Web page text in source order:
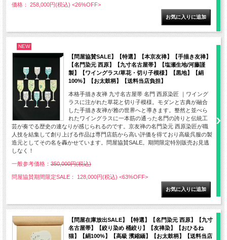
価格： 258,000円(税込) <26%OFF>
NEW
【問屋協賛SALE】【特選】【本京友禅】【手描き友禅】
【名門染元 西原】【九寸名古屋帯】【塩瀬生地/河藤謹
製】【ワイングラス/草花・切り子模様】【黒地】【絹
100%】【お太鼓柄】【送料当店負担】
本格手描き友禅 九寸名古屋帯 名門 西原染匠 ｜ワイング
ラスに注がれた草花と切り子模様。モダンと古典が融合
した手描き友禅が雅の世界へと導きます。整然と並べら
れたワイングラスに一本筋の通った名門の誇りと伝統工
芸が奏でる歴史の連なりが感じられるのです。京友禅の名門染元 西原染匠が職
人技を結集して創り上げる作品は専門店筋から高い評価を得ており高級呉服の製
造元としてその名を轟かせています。問屋協賛SALE。期間限定特別販売お見逃
しなく！
一般参考価格： 350,000円(税込)
問屋協賛期間限定SALE： 128,000円(税込) <63%OFF>
【問屋在庫放出SALE】【特選】【名門染元 西原】【九寸
名古屋帯】【絞り染め 桶絞り】【友禅染】【おひるね
猫】【絹100%】【高級 濱縮緬】【お太鼓柄】【送料当店